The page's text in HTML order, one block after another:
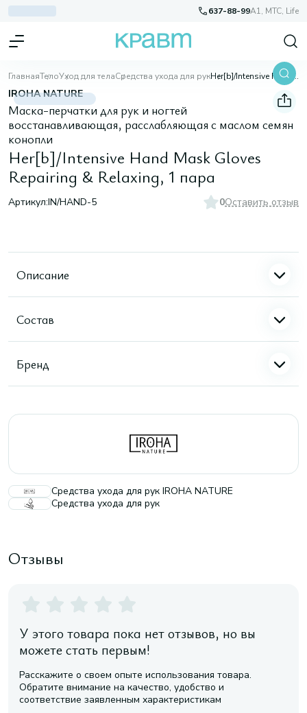
637-88-99A1, МТС, Life
ГлавнаяТелоУход для телаСредства ухода для рук Her[b]/Intensive Hand Mask Gloves Repairing & Relaxing, 1 пара
IROHA NATURE
Маска-перчатки для рук и ногтей
восстанавливающая, расслабляющая с маслом семян
конопли
Her[b]/Intensive Hand Mask Gloves
Repairing & Relaxing, 1 пара
Артикул:IN/HAND-5 0Оставить отзыв
Описание
Состав
Бренд
Средства ухода для рук IROHA NATURE
Средства ухода для рук
Отзывы
У этого товара пока нет отзывов, но вы
можете стать первым!
Расскажите о своем опыте использования товара.
Обратите внимание на качество, удобство и
соответствие заявленным характеристикам